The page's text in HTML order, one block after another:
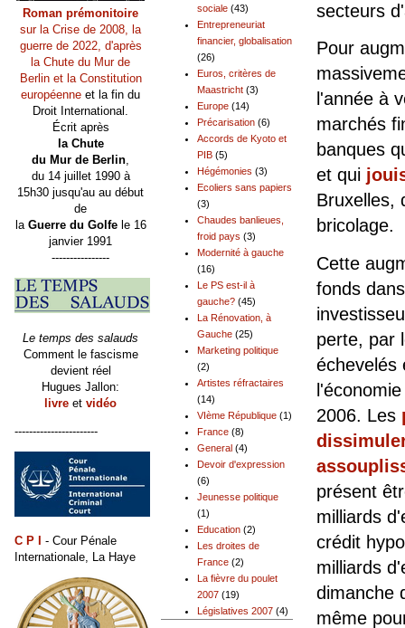
secteurs
Pour
l'année à
marchés
banques
et qui
Bruxelles,
bricolage.
Cette
fonds
perte, par
échevelés
2006. Les
présent
milliards
crédit
milliards
dimanche
même
sociale (43)
Entrepreneuriat
financier, globalisation
(26)
Euros, critères de
Maastricht (3)
Europe (14)
Précarisation (6)
Accords de Kyoto et
PIB (5)
Hégémonies (3)
Ecoliers sans papiers
(3)
Chaudes banlieues,
froid pays (3)
Modernité à gauche
(16)
Le PS est-il à
gauche? (45)
La Rénovation, à
Gauche (25)
Marketing politique
(2)
Artistes réfractaires
(14)
VIème République (1)
France (8)
General (4)
Devoir d'expression
(6)
Jeunesse politique
(1)
Education (2)
Les droites de
France (2)
La fièvre du poulet
2007 (19)
Législatives 2007 (4)
Roman prémonitoire
sur la Crise de 2008, la
guerre de 2022, d'après
la Chute du Mur de
Berlin et la Constitution
européenne et la fin du
Droit International.
Écrit après
la Chute
du Mur de Berlin,
du 14 juillet 1990 à
15h30 jusqu'au au début
de
la Guerre du Golfele 16
janvier 1991
----------------
Le temps des salauds
Comment le fascisme
devient réel
Hugues Jallon:
livre et vidéo
-----------------------
C P I
- Cour Pénale
Internationale, La Haye